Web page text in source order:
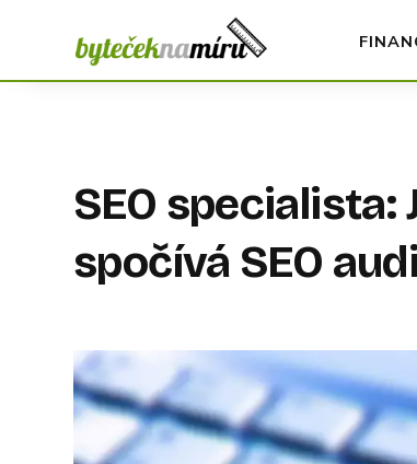
SEO specialista:
spočívá SEO